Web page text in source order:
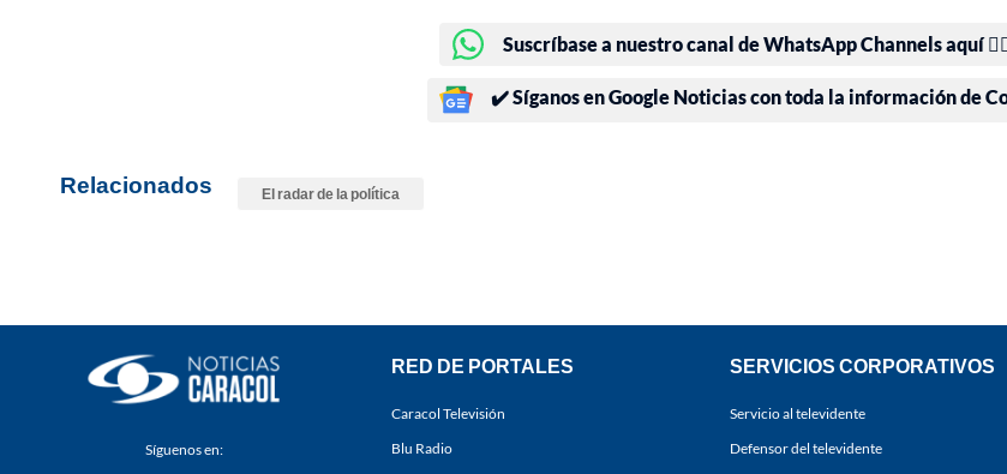
Suscríbase a nuestro canal de WhatsApp Channels aquí
✔️ Síganos en Google Noticias con toda la información de
Relacionados El radar de la política
Síguenos en:
RED DE PORTALES
Caracol Televisión
Blu Radio
SERVICIOS CORPORATIVOS
Servicio al televidente
Defensor del televidente